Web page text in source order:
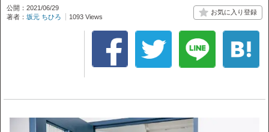
公開：2021/06/29
著者： 坂元 ちひろ 1093 Views